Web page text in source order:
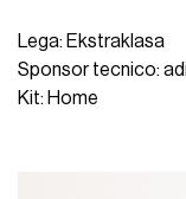
Lega: Ekstraklasa
Sponsor tecnico:
Kit: Home